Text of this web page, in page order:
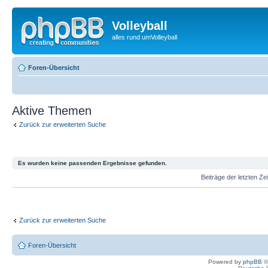
Volleyball
alles rund umVolleyball
Foren-Übersicht
Aktive Themen
Zurück zur erweiterten Suche
Es wurden keine passenden Ergebnisse gefunden.
Beiträge der letzten
Zurück zur erweiterten Suche
Foren-Übersicht
Powered by phpBB